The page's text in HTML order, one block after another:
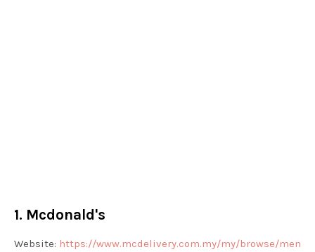
1. Mcdonald's
Website: https://www.mcdelivery.com.my/my/browse/men